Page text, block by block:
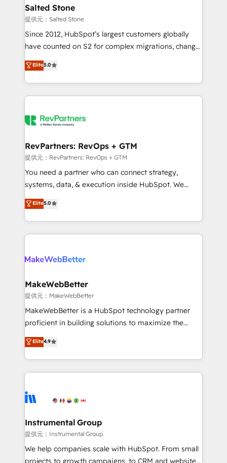
we turn complexity into clarity, human at global
scale. 🏆 HubSpot’s CEO called us “the partner of the
future.” Others agree it is proof of trust built through
measurable impact.
Salted Stone
提供元：Salted Stone
Since 2012, HubSpot’s largest customers globally
have counted on S2 for complex migrations, change
management, systems integration, and creative
solutions that deliver measurable impact and
transform brand experiences As one of the few full-
service creative agencies in the HubSpot
winning design to build scalable, globally
marketing campaigns, & RevOps frameworks that
fuel long-term success We connect the entire
customer lifecycle through seamless integrations,
ensure long-term adoption with change-
and service to drive sustainable growth With 6 key
HubSpot accreditations and experience across
Elite5.0
RevPartners: RevOps + GTM
提供元：RevPartners: RevOps + GTM
You need a partner who can connect strategy,
systems, data, & execution inside HubSpot. We
bridge the gap where most agencies fall short by
combining GTM strategy with technical execution to
solve the right problem with the right solution. As the
only firm in the world to hold Elite Partner
clients gain a unique advantage in CRM architecture,
market execution. Why B2B Businesses Choose RP: -
Secure: Soc2 compliant 🛡️ - Pricing: Implementations
starting at $1,5k 💵 - Speed: Launch in 14 days ⚡ -
Global: 75+ RPers across five continents 🌐 - Scale:
HubSpot Partner 🪴 - Sales Hub: More
implementations than any other Partner 💻 -
agency for an Ops problem. Don't hire a technical
agency for a growth problem. Hire a partner built to
Elite5.0
MakeWebBetter
提供元：MakeWebBetter
MakeWebBetter is a HubSpot technology partner
proficient in building solutions to maximize the
operational efficiency of HubSpot. The fastest-
growing tech-enabler & facilitator, MakeWebBetter,
hands you the blend of HubSpot expertise &
eminent solutions & integrations. Trust us to
Elite Partners with 10+ years of HubSpot experience
Premier Partner 2023 🌟5 HubSpot Accreditations 🌟
Won HubSpot Theme Challenge 2021 🌟INBOUND’19
HubSpot Rising Star Why us? Harnessing the full
potential of the powerful HubSpot CRM. ✔️A team of
Elite4.9
Instrumental Group
提供元：Instrumental Group
We help companies scale with HubSpot. From small
projects to growth campaigns, to CRM and websites.